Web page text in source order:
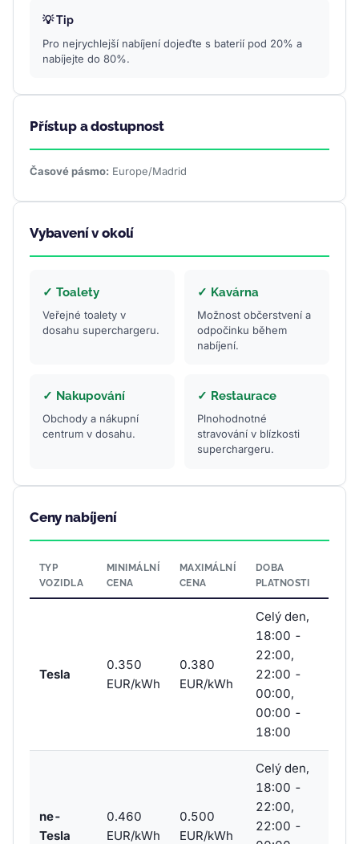
💡 Tip
Pro nejrychlejší nabíjení dojeďte s baterií pod 20% a
nabíjejte do 80%.
Přístup a dostupnost
Časové pásmo: Europe/Madrid
Vybavení v okolí
✓ Toalety
Veřejné toalety v
dosahu superchargeru.
✓ Kavárna
Možnost občerstvení a
odpočinku během
nabíjení.
✓ Nakupování
Obchody a nákupní
centrum v dosahu.
✓ Restaurace
Plnohodnotné
stravování v blízkosti
superchargeru.
Ceny nabíjení
TYP
VOZIDLA
MINIMÁLNÍ
CENA
MAXIMÁLNÍ
CENA
DOBA
PLATNOSTI
Tesla
0.350
EUR/kWh
0.380
EUR/kWh
Celý den,
18:00 -
22:00,
22:00 -
00:00,
00:00 -
18:00
ne-
Tesla
0.460
EUR/kWh
0.500
EUR/kWh
Celý den,
18:00 -
22:00,
22:00 -